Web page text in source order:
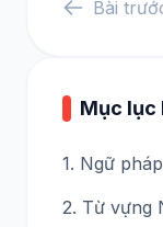
Bài
Mục lục
1. Ngữ
2. Từ vựng